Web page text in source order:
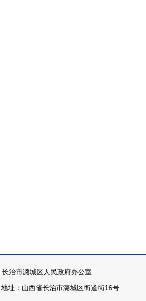
治市潞城区人民政府办公室
址：山西省长治市潞城区衙道街16号